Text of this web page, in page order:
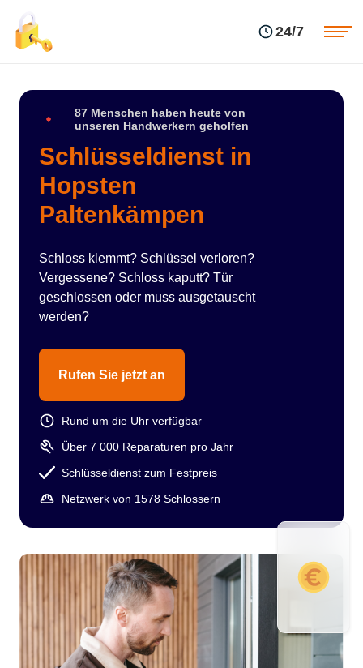
24/7
87 Menschen haben heute von
unseren Handwerkern geholfen
Schlüsseldienst in
Hopsten
Paltenkämpen
Schloss klemmt? Schlüssel verloren?
Vergessene? Schloss kaputt? Tür
geschlossen oder muss ausgetauscht
werden?
Rufen Sie jetzt an
Rund um die Uhr verfügbar
Über 7 000 Reparaturen pro Jahr
Schlüsseldienst zum Festpreis
Netzwerk von 1578 Schlossern